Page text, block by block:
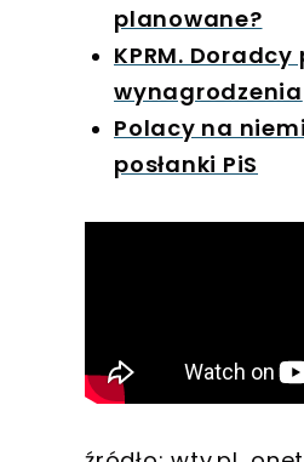
planowane?
KPRM.
wynagrodzenia
Polacy na
posłanki PiS